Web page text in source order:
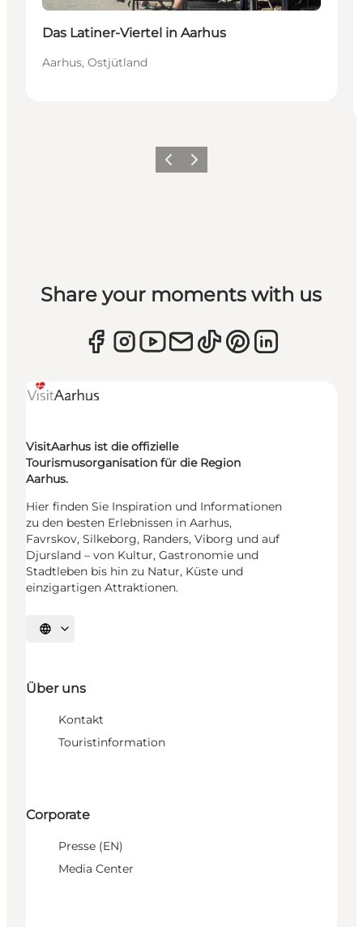
Das Latiner-Viertel in Aarhus
Aarhus, Ostjütland
ZurückWeiter
Share your moments with us
VisitAarhus ist die offizielle
Tourismusorganisation für die Region
Aarhus.
Hier finden Sie Inspiration und Informationen
zu den besten Erlebnissen in Aarhus,
Favrskov, Silkeborg, Randers, Viborg und auf
Djursland – von Kultur, Gastronomie und
Stadtleben bis hin zu Natur, Küste und
einzigartigen Attraktionen.
Sprache auswählen
Über uns
Kontakt
Touristinformation
Corporate
Presse (EN)
Media Center